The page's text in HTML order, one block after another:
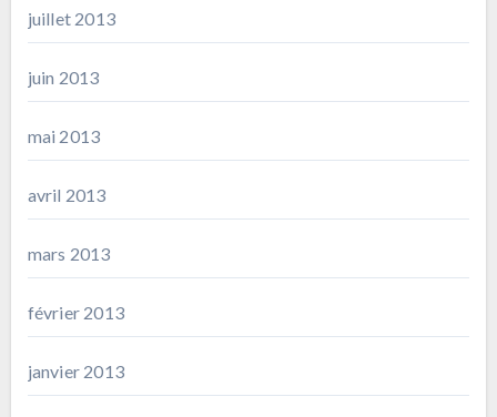
juillet 2013
juin 2013
mai 2013
avril 2013
mars 2013
février 2013
janvier 2013